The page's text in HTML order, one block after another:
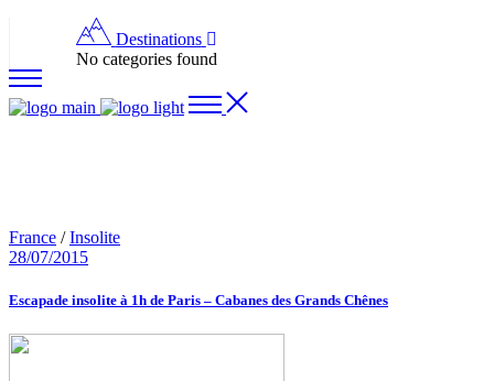
Destinations
No categories found
France /Insolite
28/07/2015
Escapade insolite à 1h de Paris – Cabanes des Grands Chênes